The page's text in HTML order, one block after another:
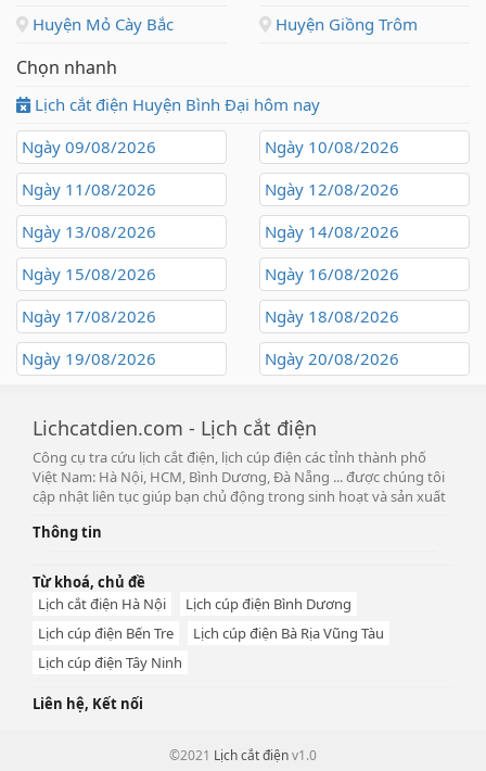
Huyện Mỏ Cày Bắc
Huyện Giồng Trôm
Chọn nhanh
Lịch cắt điện Huyện Bình Đại hôm nay
Ngày 09/08/2026
Ngày 10/08/2026
Ngày 11/08/2026
Ngày 12/08/2026
Ngày 13/08/2026
Ngày 14/08/2026
Ngày 15/08/2026
Ngày 16/08/2026
Ngày 17/08/2026
Ngày 18/08/2026
Ngày 19/08/2026
Ngày 20/08/2026
Lichcatdien.com - Lịch cắt điện
Công cụ tra cứu lịch cắt điện, lịch cúp điện các tỉnh thành phố
Việt Nam: Hà Nội, HCM, Bình Dương, Đà Nẵng ... được chúng tôi
cập nhật liên tục giúp bạn chủ động trong sinh hoạt và sản xuất
Thông tin
Từ khoá, chủ đề
Lịch cắt điện Hà Nội
Lịch cúp điện Bình Dương
Lịch cúp điện Bến Tre
Lịch cúp điện Bà Rịa Vũng Tàu
Lịch cúp điện Tây Ninh
Liên hệ, Kết nối
©2021 Lịch cắt điệnv1.0